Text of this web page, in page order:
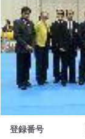
登録番号